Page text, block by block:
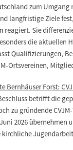
zum
langfristige Ziele
reagiert. Sie
die aktuellen
Qualifizierungen,
Ortsvereinen,
Bernhäuser Forst:
betrifft die
zu gründende
2026